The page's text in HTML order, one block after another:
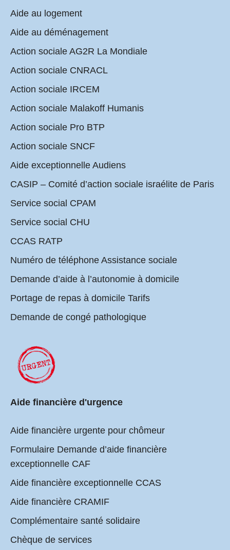
Aide au logement
Aide au déménagement
Action sociale AG2R La Mondiale
Action sociale CNRACL
Action sociale IRCEM
Action sociale Malakoff Humanis
Action sociale Pro BTP
Action sociale SNCF
Aide exceptionnelle Audiens
CASIP – Comité d’action sociale israélite de Paris
Service social CPAM
Service social CHU
CCAS RATP
Numéro de téléphone Assistance sociale
Demande d’aide à l’autonomie à domicile
Portage de repas à domicile Tarifs
Demande de congé pathologique
Aide financière d'urgence
Aide financière urgente pour chômeur
Formulaire Demande d’aide financière
exceptionnelle CAF
Aide financière exceptionnelle CCAS
Aide financière CRAMIF
Complémentaire santé solidaire
Chèque de services